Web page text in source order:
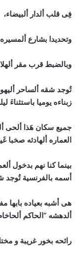
فِى قلب ألدار ألبيضاء،
وتحديدا بشارع
وبالضبط قرب مقر
تُوجد شقه ألساحر
زبناءه يوميا
جميع سكان هَذا ألحى
العماره ألهادئه صخبا
بينما كنا نهم بدخول
أسمه بالفرنسية تُوجد
هى أشبه بعياده بابها
ألدهشه “الحاكم
رائحه بخور غريبة و